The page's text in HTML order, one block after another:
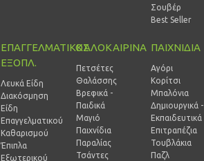
Σουβέρ
Best Seller
ΕΠΑΓΓΕΛΜΑΤΙΚΟΣ
ΕΞΟΠΛ.
Λευκά Είδη
Διακόσμηση
Είδη
Επαγγελματικού
Καθαρισμού
Έπιπλα
Εξωτερικού
ΚΑΛΟΚΑΙΡΙΝΑ
Πετσέτες
Θαλάσσης
Βρεφικά -
Παιδικά
Μαγιό
Παιχνίδια
Παραλίας
Τσάντες
ΠΑΙΧΝΙΔΙΑ
Αγόρι
Κορίτσι
Μπαλόνια
Δημιουργικά -
Εκπαιδευτικά
Επιτραπέζια
Τουβλάκια
Παζλ